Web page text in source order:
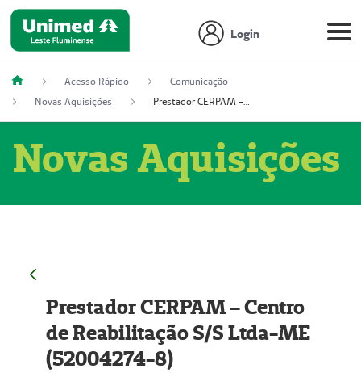
Login
Acesso Rápido
Comunicação
Novas Aquisições
Prestador CERPAM – Centro de Reabilitação S/S Ltda-ME (52004274-8)
Novas Aquisições
Prestador CERPAM – Centro
de Reabilitação S/S Ltda-ME
(52004274-8)